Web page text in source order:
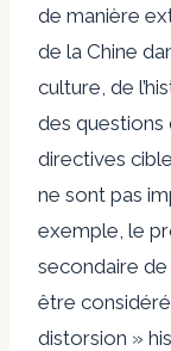
de manière
de la Chine
culture, de
des questions
directives
ne sont pas
exemple, le
secondaire
être
distorsion »